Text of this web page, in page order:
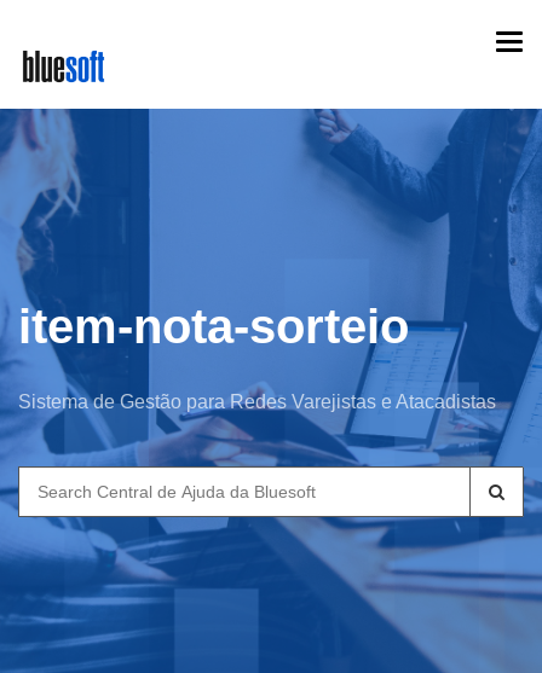
main
content
item-nota-sorteio
Sistema de Gestão para Redes Varejistas e Atacadistas
Search
for: